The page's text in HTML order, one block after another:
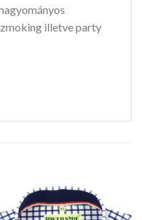
illetve party